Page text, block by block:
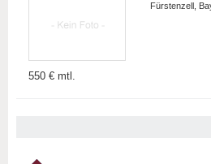
Fürstenzell,
550 € mtl.